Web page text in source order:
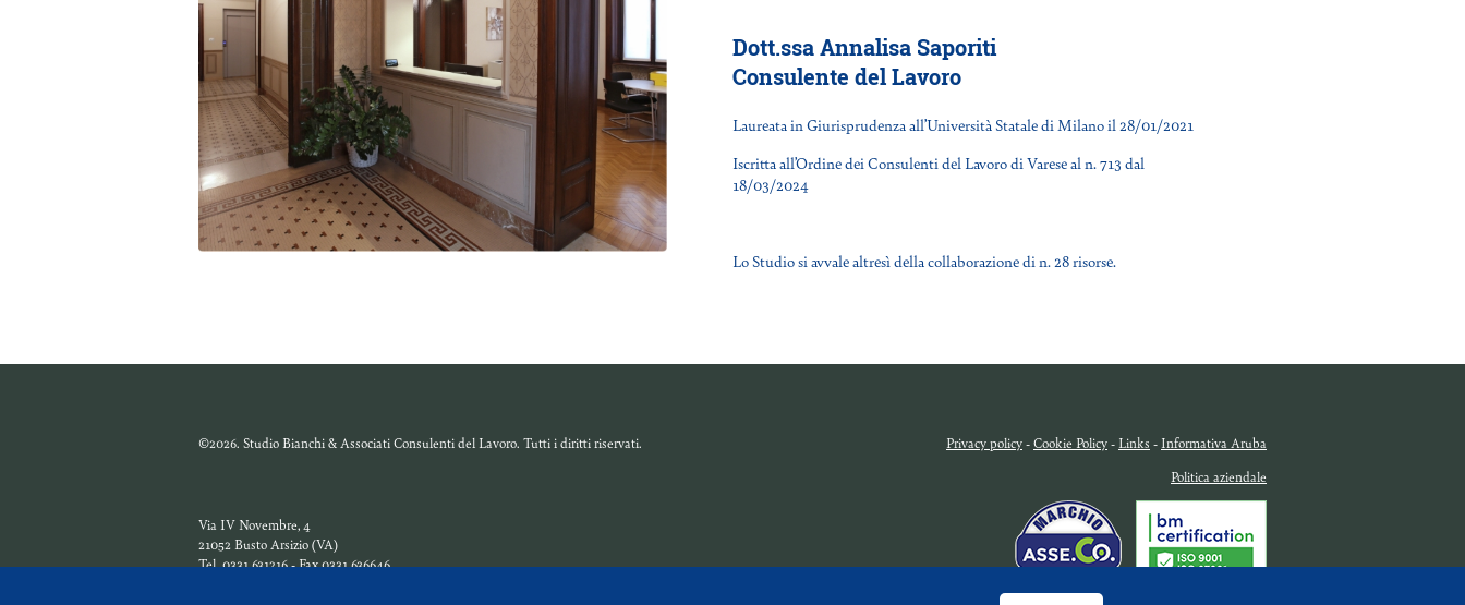
Dott.ssa Annalisa Saporiti
Consulente del Lavoro
Laureata in Giurisprudenza all’Università Statale di Milano il 28/01/2021
Iscritta all’Ordine dei Consulenti del Lavoro di Varese al n. 713 dal
18/03/2024
Lo Studio si avvale altresì della collaborazione di n. 28 risorse.
©2026. Studio Bianchi & Associati Consulenti del Lavoro. Tutti i diritti riservati. Privacy policy-Cookie Policy- Links - Informativa Aruba
Politica aziendale
Via IV Novembre, 4
21052 Busto Arsizio (VA)
Tel. 0331 631216 - Fax 0331 636646